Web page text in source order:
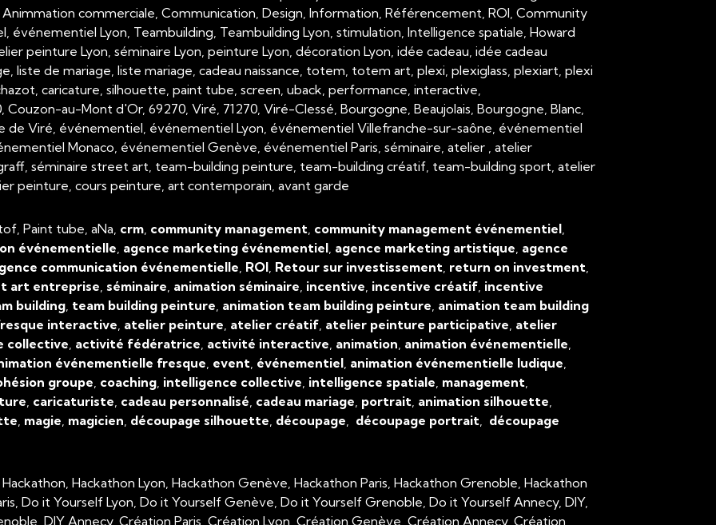
commerciale, Communication, Design, Information, Référencement, ROI, Community
événementiel Lyon, Teambuilding, Teambuilding Lyon, stimulation, Intelligence spatiale, Howard
peinture Lyon, séminaire Lyon, peinture Lyon, décoration Lyon, idée cadeau, idée cadeau
liste de mariage, liste mariage, cadeau naissance, totem, totem art, plexi, plexiglass, plexiart, plexi
caricature, silhouette, paint tube, screen, uback, performance, interactive,
au-Mont d'Or, 69270, Viré, 71270, Viré-Clessé, Bourgogne, Beaujolais, Bourgogne, Blanc,
de Viré, événementiel, événementiel Lyon, événementiel Villefranche-sur-saône, événementiel
Monaco, événementiel Genève, événementiel Paris, séminaire, atelier , atelier
séminaire street art, team-building peinture, team-building créatif, team-building sport, atelier
peinture, cours peinture, art contemporain, avant garde
Paint tube, aNa, crm, community management, community management événementiel,
événementielle, agence marketing événementiel, agence marketing artistique, agence
communication événementielle, ROI, Retour sur investissement, return on investment,
art entreprise, séminaire, animation séminaire, incentive, incentive créatif, incentive
building, team building peinture, animation team building peinture, animation team building
interactive, atelier peinture, atelier créatif, atelier peinture participative, atelier
collective, activité fédératrice, activité interactive, animation, animation événementielle,
événementielle fresque, event, événementiel, animation événementielle ludique,
groupe, coaching, intelligence collective, intelligence spatiale, management,
, caricaturiste, cadeau personnalisé, cadeau mariage, portrait, animation silhouette,
, magie, magicien, découpage silhouette, découpage, découpage portrait, découpage
Hackathon Lyon, Hackathon Genève, Hackathon Paris, Hackathon Grenoble, Hackathon
Do it Yourself Lyon, Do it Yourself Genève, Do it Yourself Grenoble, Do it Yourself Annecy, DIY,
DIY Annecy, Création Paris, Création Lyon, Création Genève, Création Annecy, Création